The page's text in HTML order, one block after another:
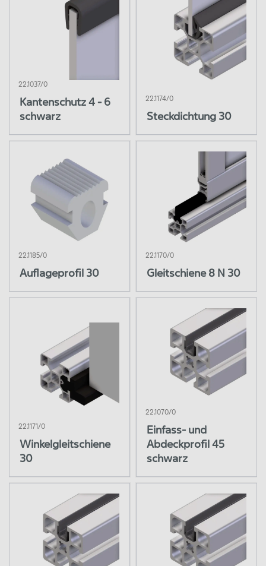
Antrieb & Steuerung
Pneumatik
22.1037/0
Kantenschutz 4 - 6
schwarz
22.1174/0
Steckdichtung 30
22.1185/0
Auflageprofil 30
22.1170/0
Gleitschiene 8 N 30
22.1171/0
Winkelgleitschiene
30
22.1070/0
Einfass- und
Abdeckprofil 45
schwarz